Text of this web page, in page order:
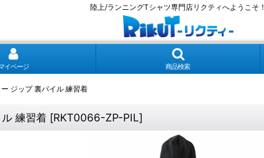
陸上/ランニングTシャツ専門店リクティへようこそ！
イページ 商品検索
ジップ 裏パイル 練習着
練習着 [RKT0066-ZP-PIL]